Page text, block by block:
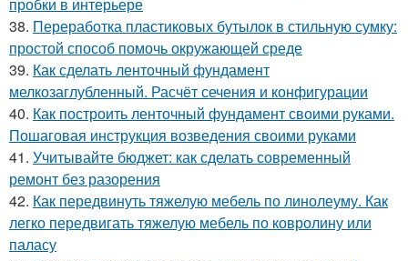
38. Переработка пластиковых бутылок в стильную сумку:
простой способ помочь окружающей среде
39. Как сделать ленточный фундамент
мелкозаглубленный. Расчёт сечения и конфигурации
40. Как построить ленточный фундамент своими руками.
Пошаговая инструкция возведения своими руками
41. Учитывайте бюджет: как сделать современный
ремонт без разорения
42. Как передвинуть тяжелую мебель по линолеуму. Как
легко передвигать тяжелую мебель по ковролину или
паласу